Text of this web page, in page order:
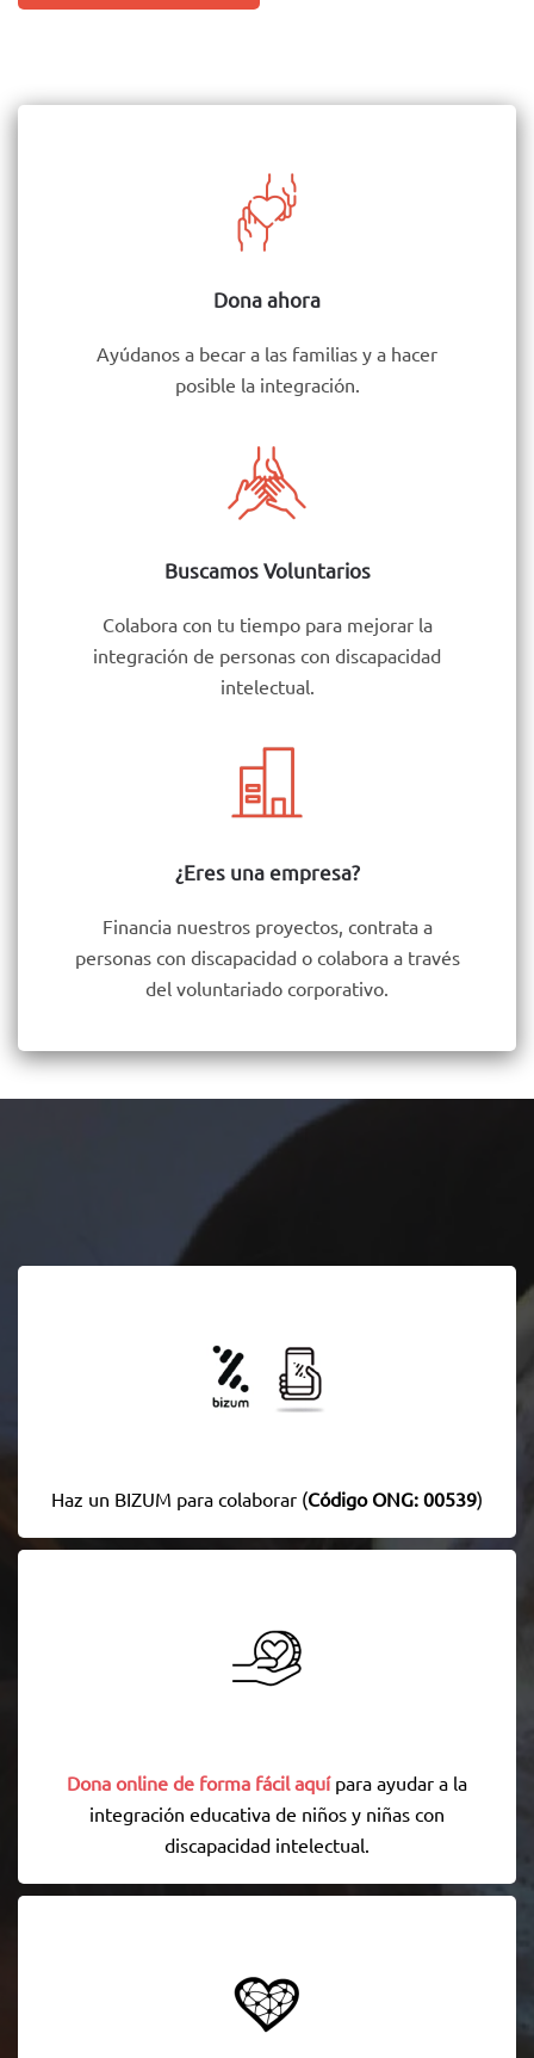
Dona ahora
Ayúdanos a becar a las familias y a hacer
posible la integración.
Buscamos Voluntarios
Colabora con tu tiempo para mejorar la
integración de personas con discapacidad
intelectual.
¿Eres una empresa?
Financia nuestros proyectos, contrata a
personas con discapacidad o colabora a través
del voluntariado corporativo.
Haz un BIZUM para colaborar (Código ONG: 00539)
Dona online de forma fácil aquípara ayudar a la
integración educativa de niños y niñas con
discapacidad intelectual.